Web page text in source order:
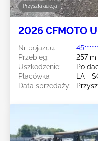
Przyszła aukcja
2026 CFMOTO
Nr pojazdu:
45******
Przebieg:
257
Uszkodzenie:
Po
Placówka:
LA -
Data sprzedaży: